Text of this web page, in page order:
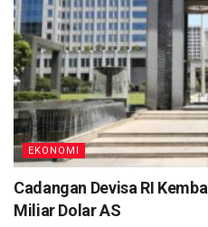
EKONOMI
Cadangan Devisa RI
Miliar Dolar AS